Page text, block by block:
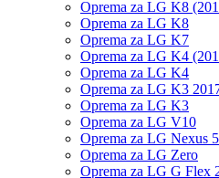
Oprema za LG K8
Oprema za LG K8
Oprema za LG K7
Oprema za LG K4
Oprema za LG K4
Oprema za LG K3
Oprema za LG K3
Oprema za LG V10
Oprema za LG Nexus
Oprema za LG Zero
Oprema za LG G Flex